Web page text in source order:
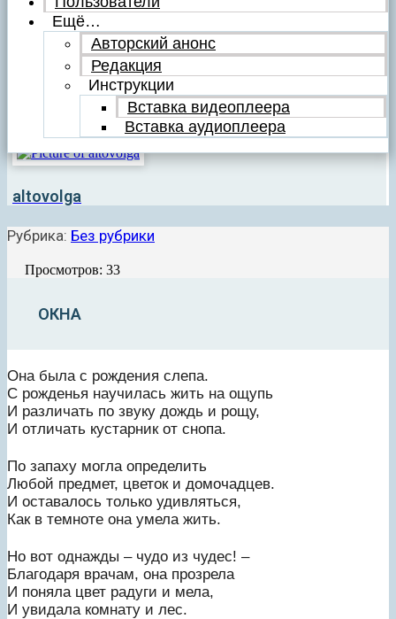
Ещё…
Авторский анонс
Редакция
Инструкции
Вставка видеоплеера
Вставка аудиоплеера
altovolga
Рубрика: Без рубрики
Просмотров: 33
ОКНА
Она была с рождения слепа.
С рожденья научилась жить на ощупь
И различать по звуку дождь и рощу,
И отличать кустарник от снопа.
По запаху могла определить
Любой предмет, цветок и домочадцев.
И оставалось только удивляться,
Как в темноте она умела жить.
Но вот однажды – чудо из чудес! –
Благодаря врачам, она прозрела
И поняла цвет радуги и мела,
И увидала комнату и лес.